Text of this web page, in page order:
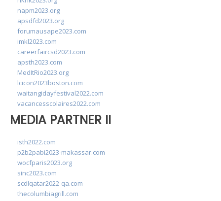
napm2023.org
apsdfd2023.org
forumausape2023.com
imkl2023.com
careerfaircsd2023.com
apsth2023.com
MedItRio2023.org
lcicon2023boston.com
waitangidayfestival2022.com
vacancesscolaires2022.com
MEDIA PARTNER II
isth2022.com
p2b2pabi2023-makassar.com
wocfparis2023.org
sinc2023.com
scdlqatar2022-qa.com
thecolumbiagrill.com